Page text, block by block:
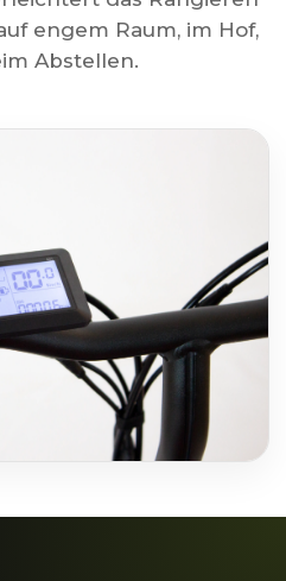
engem Raum, im Hof,
Abstellen.